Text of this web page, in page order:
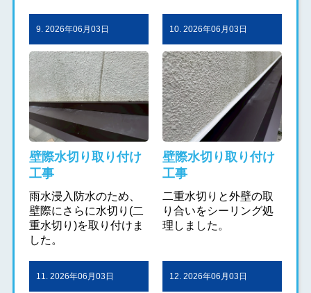
9. 2026年06月03日
壁際水切り取り付け
工事
雨水浸入防水のため、
壁際にさらに水切り(二
重水切り)を取り付けま
した。
10. 2026年06月03日
壁際水切り取り付け
工事
二重水切りと外壁の取
り合いをシーリング処
理しました。
11. 2026年06月03日 12. 2026年06月03日